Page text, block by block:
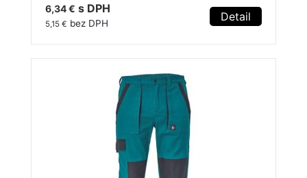
6,34 € s DPH
5,15 € bez DPH Detail